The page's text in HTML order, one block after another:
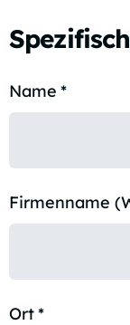
Name *
Firmenname
Ort*